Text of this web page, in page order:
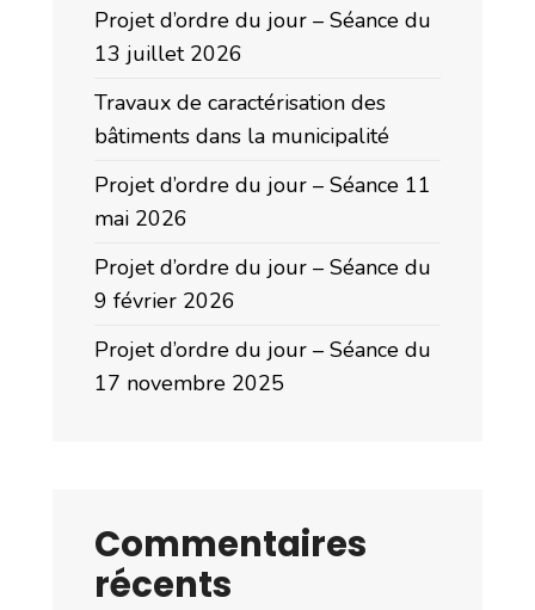
Projet d’ordre du jour – Séance du
13 juillet 2026
Travaux de caractérisation des
bâtiments dans la municipalité
Projet d’ordre du jour – Séance 11
mai 2026
Projet d’ordre du jour – Séance du
9 février 2026
Projet d’ordre du jour – Séance du
17 novembre 2025
Commentaires
récents